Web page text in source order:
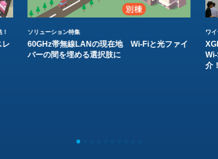
レ
ソリューション特集
60GHz帯無線LANの現在地 Wi-Fiと光ファイ
バーの間を埋める選択肢に
ワ
介